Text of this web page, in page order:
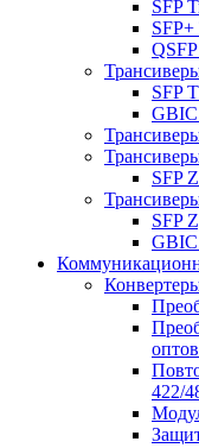
SFP
SFP+
SFP
SFP
SFP
422/